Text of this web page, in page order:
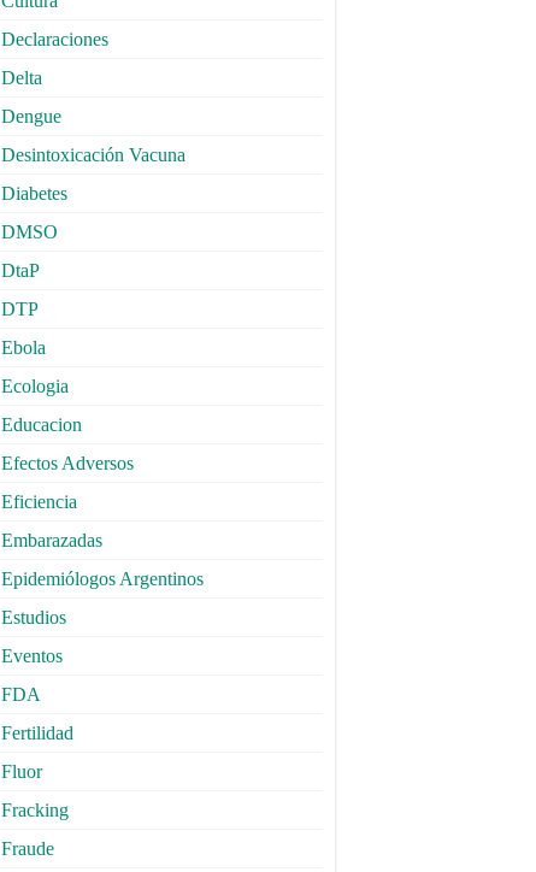
Declaraciones
Delta
Dengue
Desintoxicación Vacuna
Diabetes
DMSO
DtaP
DTP
Ebola
Ecologia
Educacion
Efectos Adversos
Eficiencia
Embarazadas
Epidemiólogos Argentinos
Estudios
Eventos
FDA
Fertilidad
Fluor
Fracking
Fraude